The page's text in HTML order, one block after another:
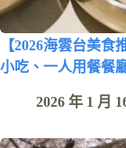
【2026海雲台美
小吃、一人用餐餐
2026 年 1 月